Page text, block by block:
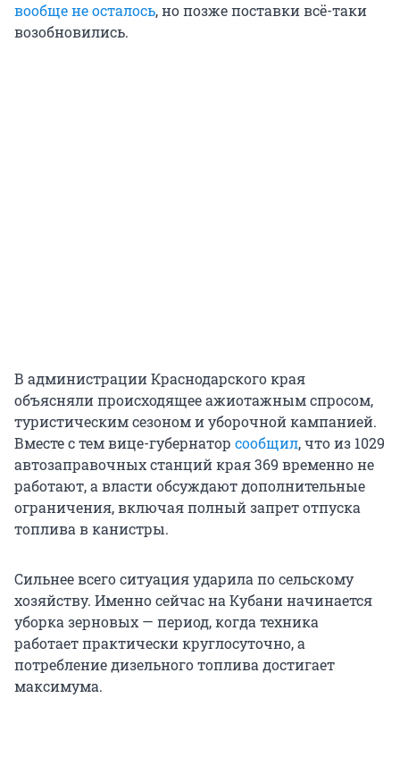
вообще не осталось, но позже поставки всё-таки
возобновились.
В администрации Краснодарского края
объясняли происходящее ажиотажным спросом,
туристическим сезоном и уборочной кампанией.
Вместе с тем вице-губернатор сообщил, что из 1029
автозаправочных станций края 369 временно не
работают, а власти обсуждают дополнительные
ограничения, включая полный запрет отпуска
топлива в канистры.
Сильнее всего ситуация ударила по сельскому
хозяйству. Именно сейчас на Кубани начинается
уборка зерновых — период, когда техника
работает практически круглосуточно, а
потребление дизельного топлива достигает
максимума.